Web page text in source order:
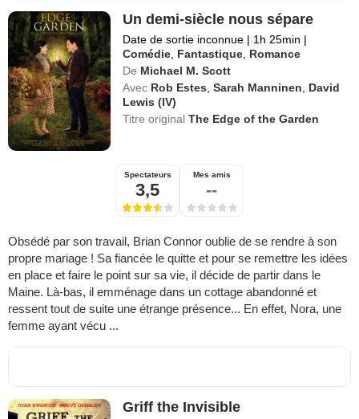
Un demi-siècle nous sépare
Date de sortie inconnue | 1h 25min |
Comédie Fantastique Romance
De Michael M. Scott
Avec Rob Estes ,Sarah Manninen
David
Lewis (IV)
Titre originalThe Edge of the Garden
Spectateurs
3,5
Mes amis
--
Obsédé par son travail, Brian Connor oublie de se rendre à son
propre mariage ! Sa fiancée le quitte et pour se remettre les idées
en place et faire le point sur sa vie, il décide de partir dans le
Maine. Là-bas, il emménage dans un cottage abandonné et
ressent tout de suite une étrange présence... En effet, Nora, une
femme ayant vécu ...
Griff the Invisible